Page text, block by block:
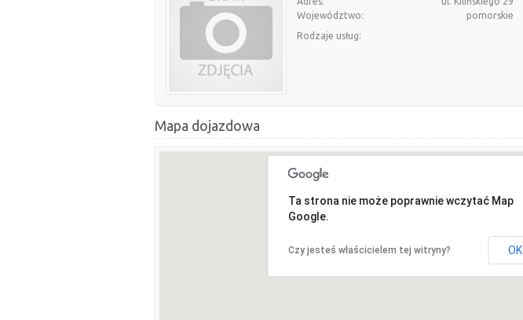
Województwo:
pomorskie
Rodzaje usług:
Mapa dojazdowa
Ta strona nie może poprawnie wczytać Map
Google.
Czy jesteś właścicielem tej witryny? OK